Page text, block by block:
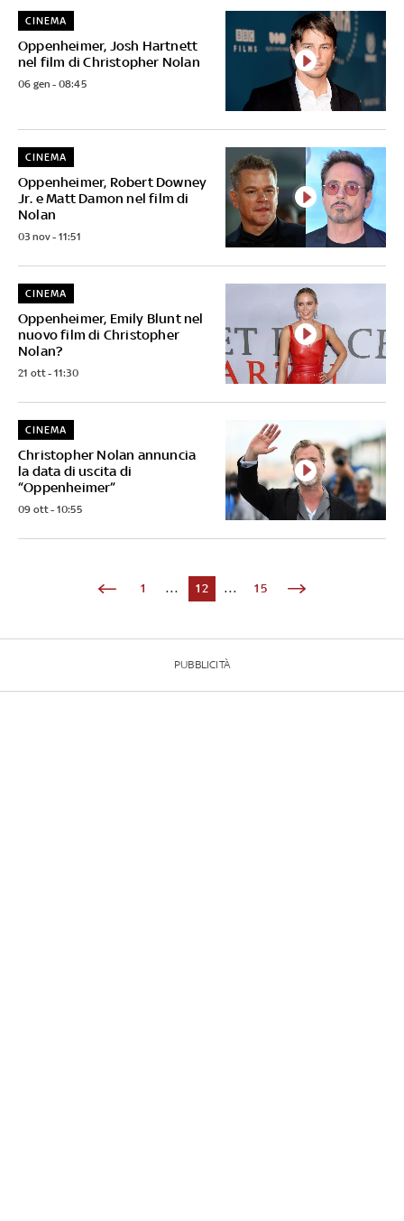
Oppenheimer, Josh Hartnett
nel film di Christopher Nolan
CINEMA
06 gen - 08:45
Oppenheimer, Robert Downey
Jr. e Matt Damon nel film di
Nolan
CINEMA
03 nov - 11:51
Oppenheimer, Emily Blunt nel
nuovo film di Christopher
Nolan?
CINEMA
21 ott - 11:30
Christopher Nolan annuncia
la data di uscita di
“Oppenheimer”
CINEMA
09 ott - 10:55
1 ... 12 ... 15
PUBBLICITÀ